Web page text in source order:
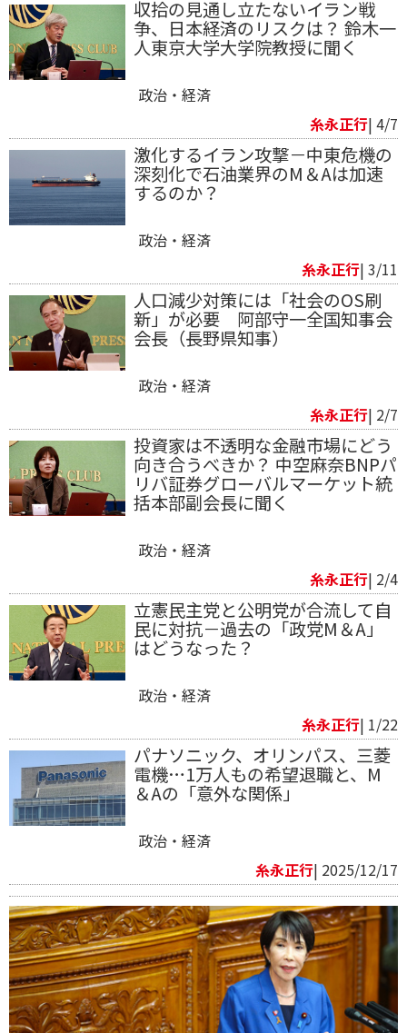
収拾の見通し立たないイラン戦
争、日本経済のリスクは？ 鈴木一
人東京大学大学院教授に聞く
政治・経済
糸永正行| 4/7
激化するイラン攻撃－中東危機の
深刻化で石油業界のM＆Aは加速
するのか？
政治・経済
糸永正行| 3/11
人口減少対策には「社会のOS刷
新」が必要 阿部守一全国知事会
会長（長野県知事）
政治・経済
糸永正行| 2/7
投資家は不透明な金融市場にどう
向き合うべきか？ 中空麻奈BNPパ
リバ証券グローバルマーケット統
括本部副会長に聞く
政治・経済
糸永正行| 2/4
立憲民主党と公明党が合流して自
民に対抗－過去の「政党M＆A」
はどうなった？
政治・経済
糸永正行| 1/22
パナソニック、オリンパス、三菱
電機…1万人もの希望退職と、M
＆Aの「意外な関係」
政治・経済
糸永正行| 2025/12/17